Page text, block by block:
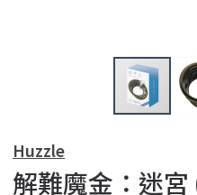
Huzzle
解難魔金：迷